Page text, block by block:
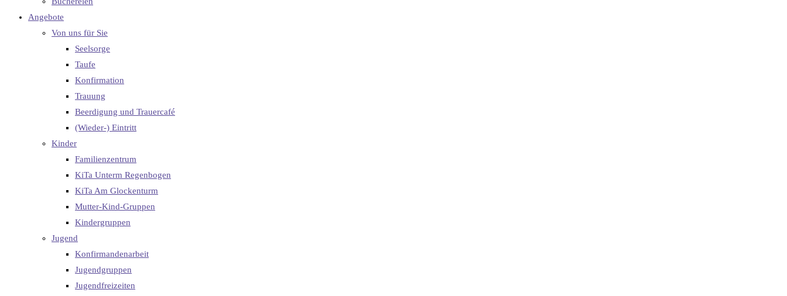
Angebote
Von uns für Sie
Seelsorge
Taufe
Konfirmation
Trauung
Beerdigung und Trauercafé
(Wieder-) Eintritt
Kinder
Familienzentrum
KiTa Unterm Regenbogen
KiTa Am Glockenturm
Mutter-Kind-Gruppen
Kindergruppen
Jugend
Konfirmandenarbeit
Jugendgruppen
Jugendfreizeiten